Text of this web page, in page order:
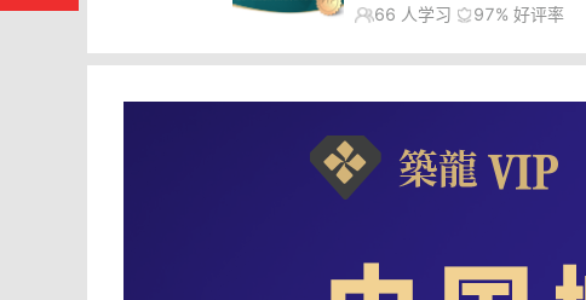
66 人学习 97% 好评率